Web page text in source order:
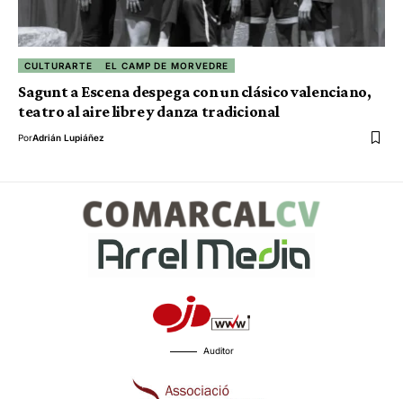
CULTURARTE EL CAMP DE MORVEDRE
Sagunt a Escena despega con un clásico valenciano,
teatro al aire libre y danza tradicional
PorAdrián Lupiáñez
Auditor